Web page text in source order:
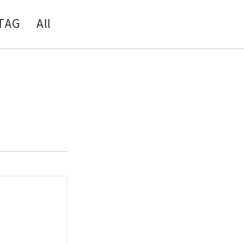
TAG All